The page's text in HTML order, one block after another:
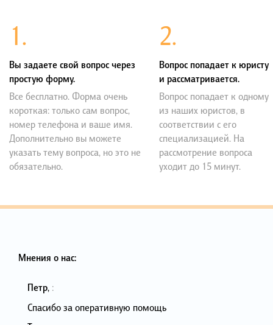
1.
Вы задаете свой вопрос через
простую форму.
Все бесплатно. Форма очень
короткая: только сам вопрос,
номер телефона и ваше имя.
Дополнительно вы можете
указать тему вопроса, но это не
обязательно.
2.
Вопрос попадает к юристу
и рассматривается.
Вопрос попадает к одному
из наших юристов, в
соответствии с его
специализацией. На
рассмотрение вопроса
уходит до 15 минут.
Мнения о нас:
Петр, :
Спасибо за оперативную помощь